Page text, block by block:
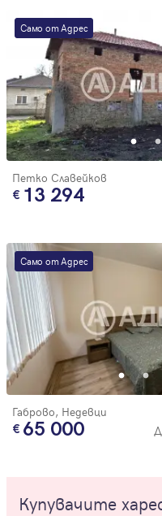
Ново
Бургас
Проекти
По цена
Най-нови
оферти
Цена на кв.м.
С намалена
цена
Само от Адрес
Петко Славейков
13 294
Само от Адрес
Габрово, Недевци
65 000
Купувачите